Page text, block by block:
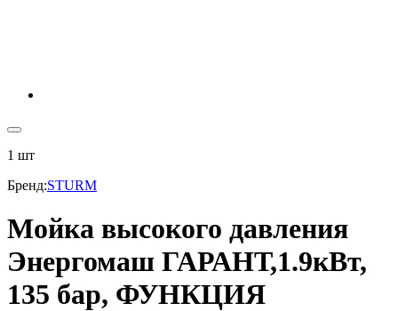
1 шт
Бренд:STURM
Мойка высокого давления
Энергомаш ГАРАНТ,1.9кВт,
135 бар, ФУНКЦИЯ